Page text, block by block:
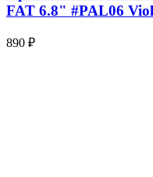
FAT 6.8" #PAL06
890 ₽